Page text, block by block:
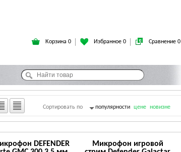
Корзина 0 Избранное 0 Сравнение 0
Сортировать по популярности цене новизне
DEFENDER
Микрофон игровой